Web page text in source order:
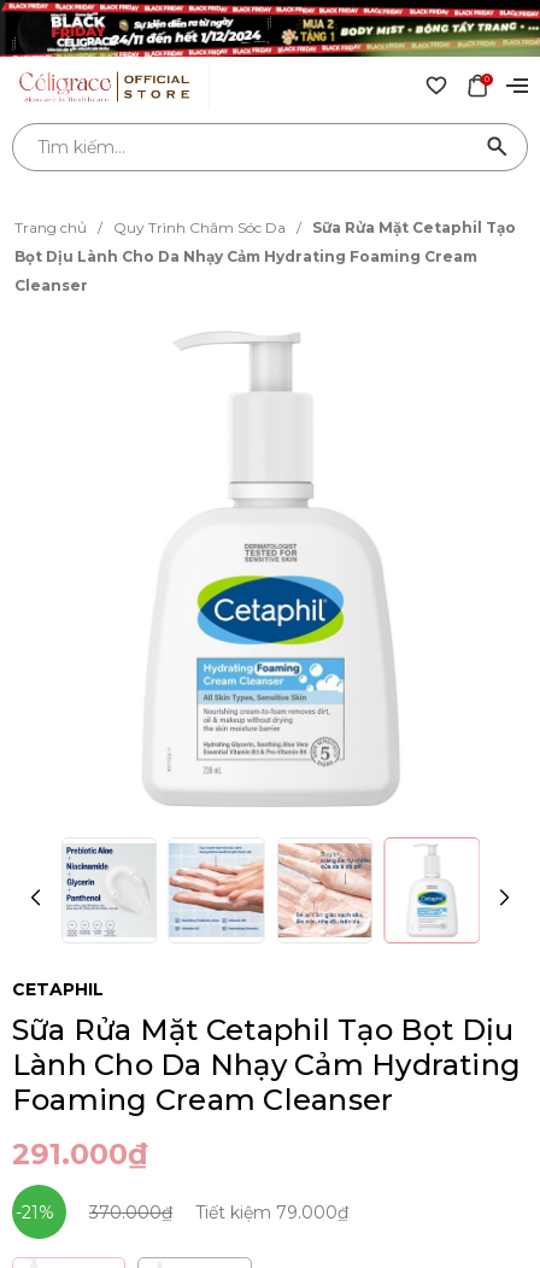
0
Trang chủ / Quy Trình Chăm Sóc Da /
Sữa Rửa Mặt Cetaphil Tạo
Bọt Dịu Lành Cho Da Nhạy Cảm Hydrating Foaming Cream
Cleanser
CETAPHIL
Sữa Rửa Mặt Cetaphil Tạo Bọt Dịu
Lành Cho Da Nhạy Cảm Hydrating
Foaming Cream Cleanser
291.000₫
-21% 370.000₫ Tiết kiệm 79.000₫